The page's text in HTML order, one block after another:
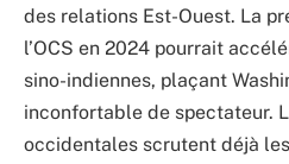
des relations Est-Ouest. La
l’OCS en 2024 pourrait
sino-indiennes, plaçant
inconfortable de spectateur.
occidentales scrutent déjà